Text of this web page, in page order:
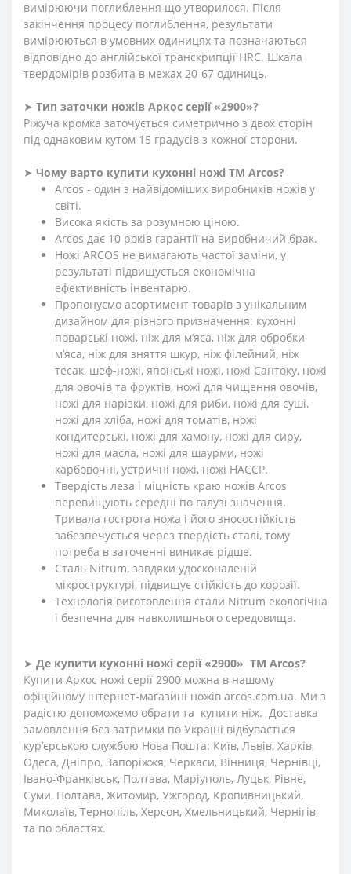
вимірюючи поглиблення що утворилося. Після
закінчення процесу поглиблення, результати
вимірюються в умовних одиницях та позначаються
відповідно до англійської транскрипції HRC. Шкала
твердомірів розбита в межах 20-67 одиниць.
➤ Тип заточки ножів Аркос серії «2900»?
Ріжуча кромка заточується симетрично з двох сторін
під однаковим кутом 15 градусів з кожної сторони.
➤ Чому варто купити кухонні ножі ТМ Arcos?
Arcos - один з найвідоміших виробників ножів у
світі.
Висока якість за розумною ціною.
Arcos дає 10 років гарантії на виробничий брак.
Ножі ARCOS не вимагають частої заміни, у
результаті підвищується економічна
ефективність інвентарю.
Пропонуємо асортимент товарів з унікальним
дизайном для різного призначення: кухонні
поварські ножі, ніж для м’яса, ніж для обробки
м’яса, ніж для зняття шкур, ніж філейний, ніж
тесак, шеф-ножі, японські ножі, ножі Сантоку, ножі
для овочів та фруктів, ножі для чищення овочів,
ножі для нарізки, ножі для риби, ножі для суші,
ножі для хліба, ножі для томатів, ножі
кондитерські, ножі для хамону, ножі для сиру,
ножі для масла, ножі для шаурми, ножі
карбовочні, устричні ножі, ножі HACCP.
Твердість леза і міцність краю ножів Arcos
перевищують середні по галузі значення.
Тривала гострота ножа і його зносостійкість
забезпечується через твердість сталі, тому
потреба в заточенні виникає рідше.
Сталь Nitrum, завдяки удосконаленій
мікроструктурі, підвищує стійкість до корозії.
Технологія виготовлення стали Nitrum екологічна
і безпечна для навколишнього середовища.
➤ Де купити кухонні ножі серії «2900» ТМ Arcos?
Купити Аркос ножі серії 2900 можна в нашому
офіційному інтернет-магазині ножів arcos.com.ua. Ми з
радістю допоможемо обрати та купити ніж. Доставка
замовлення без затримки по Україні відбувається
кур’єрською службою Нова Пошта: Київ, Львів, Харків,
Одеса, Дніпро, Запоріжжя, Черкаси, Вінниця, Чернівці,
Івано-Франківськ, Полтава, Маріуполь, Луцьк, Рівне,
Суми, Полтава, Житомир, Ужгород, Кропивницький,
Миколаїв, Тернопіль, Херсон, Хмельницький, Чернігів
та по областях.